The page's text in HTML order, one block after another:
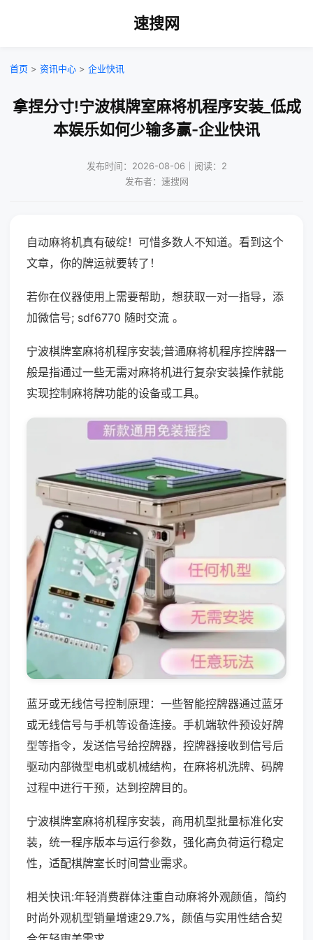
速搜网
首页 > 资讯中心 > 企业快讯
拿捏分寸!宁波棋牌室麻将机程序安装_低成
本娱乐如何少输多赢-企业快讯
发布时间：2026-08-06｜阅读：2
发布者：速搜网
自动麻将机真有破绽！可惜多数人不知道。看到这个
文章，你的牌运就要转了！
若你在仪器使用上需要帮助，想获取一对一指导，添
加微信号; sdf6770 随时交流 。
宁波棋牌室麻将机程序安装;普通麻将机程序控牌器一
般是指通过一些无需对麻将机进行复杂安装操作就能
实现控制麻将牌功能的设备或工具。
蓝牙或无线信号控制原理：一些智能控牌器通过蓝牙
或无线信号与手机等设备连接。手机端软件预设好牌
型等指令，发送信号给控牌器，控牌器接收到信号后
驱动内部微型电机或机械结构，在麻将机洗牌、码牌
过程中进行干预，达到控牌目的。
宁波棋牌室麻将机程序安装，商用机型批量标准化安
装，统一程序版本与运行参数，强化高负荷运行稳定
性，适配棋牌室长时间营业需求。
相关快讯:年轻消费群体注重自动麻将外观颜值，简约
时尚外观机型销量增速29.7%，颜值与实用性结合契